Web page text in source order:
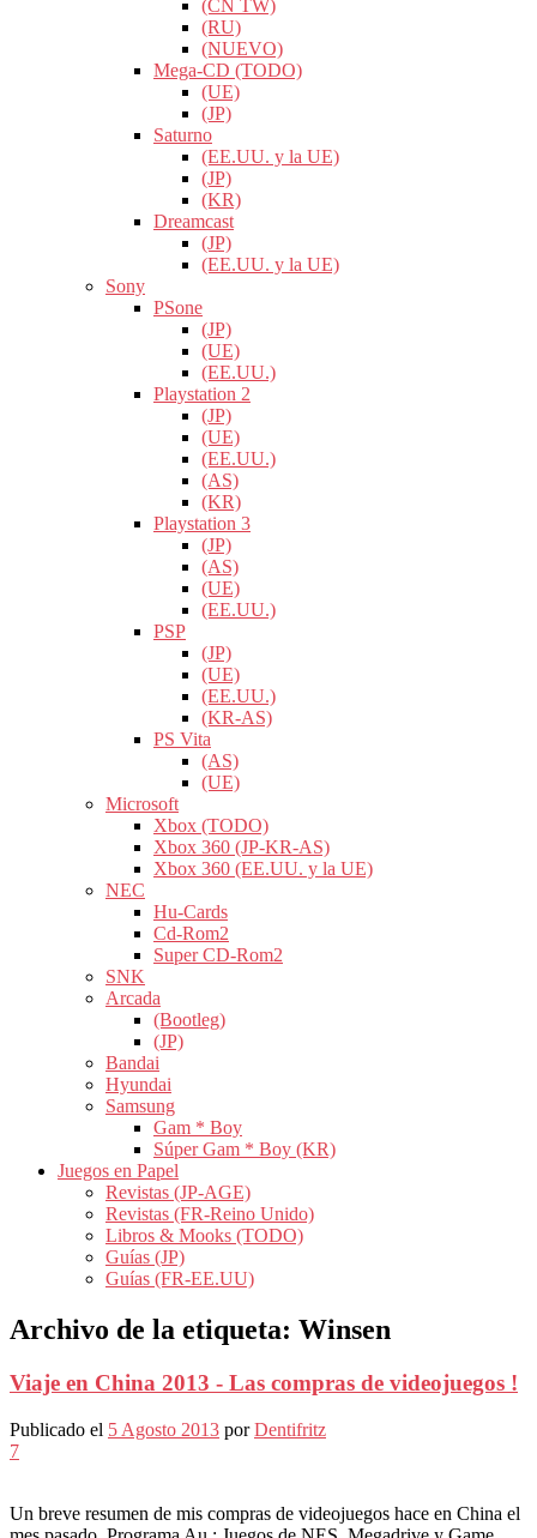
(CN TW)
(RU)
(NUEVO)
Mega-CD (TODO)
(UE)
(JP)
Saturno
(EE.UU. y la UE)
(JP)
(KR)
Dreamcast
(JP)
(EE.UU. y la UE)
Sony
PSone
(JP)
(UE)
(EE.UU.)
Playstation 2
(JP)
(UE)
(EE.UU.)
(AS)
(KR)
Playstation 3
(JP)
(AS)
(UE)
(EE.UU.)
PSP
(JP)
(UE)
(EE.UU.)
(KR-AS)
PS Vita
(AS)
(UE)
Microsoft
Xbox (TODO)
Xbox 360 (JP-KR-AS)
Xbox 360 (EE.UU. y la UE)
NEC
Hu-Cards
Cd-Rom2
Super CD-Rom2
SNK
Arcada
(Bootleg)
(JP)
Bandai
Hyundai
Samsung
Gam * Boy
Súper Gam * Boy (KR)
Juegos en Papel
Revistas (JP-AGE)
Revistas (FR-Reino Unido)
Libros & Mooks (TODO)
Guías (JP)
Guías (FR-EE.UU)
Archivo de la etiqueta: Winsen
Viaje en China 2013 - Las compras de videojuegos !
Publicado el 5 Agosto 2013 porDentifritz
7
Un breve resumen de mis compras de videojuegos hace en China el